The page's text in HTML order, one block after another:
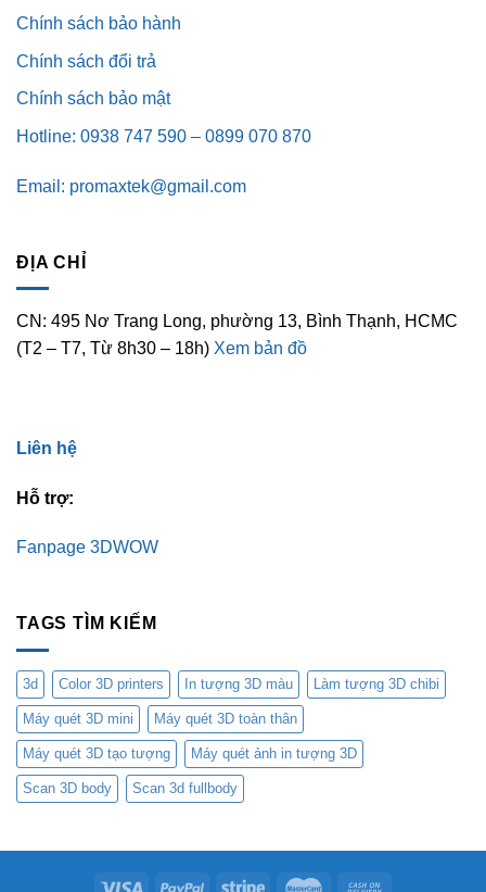
Chính sách bảo hành
Chính sách đổi trả
Chính sách bảo mật
Hotline: 0938 747 590 – 0899 070 870
Email: promaxtek@gmail.com
ĐỊA CHỈ
CN: 495 Nơ Trang Long, phường 13, Bình Thạnh, HCMC
(T2 – T7, Từ 8h30 – 18h) Xem bản đồ
Liên hệ
Hỗ trợ:
Fanpage 3DWOW
TAGS TÌM KIẾM
3d Color 3D printers In tượng 3D màu Làm tượng 3D chibi
Máy quét 3D mini Máy quét 3D toàn thân
Máy quét 3D tạo tượng Máy quét ảnh in tượng 3D
Scan 3D body Scan 3d fullbody